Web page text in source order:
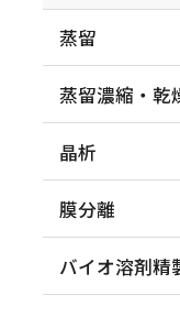
蒸留
蒸留濃縮・乾
晶析
膜分離
バイオ溶剤精